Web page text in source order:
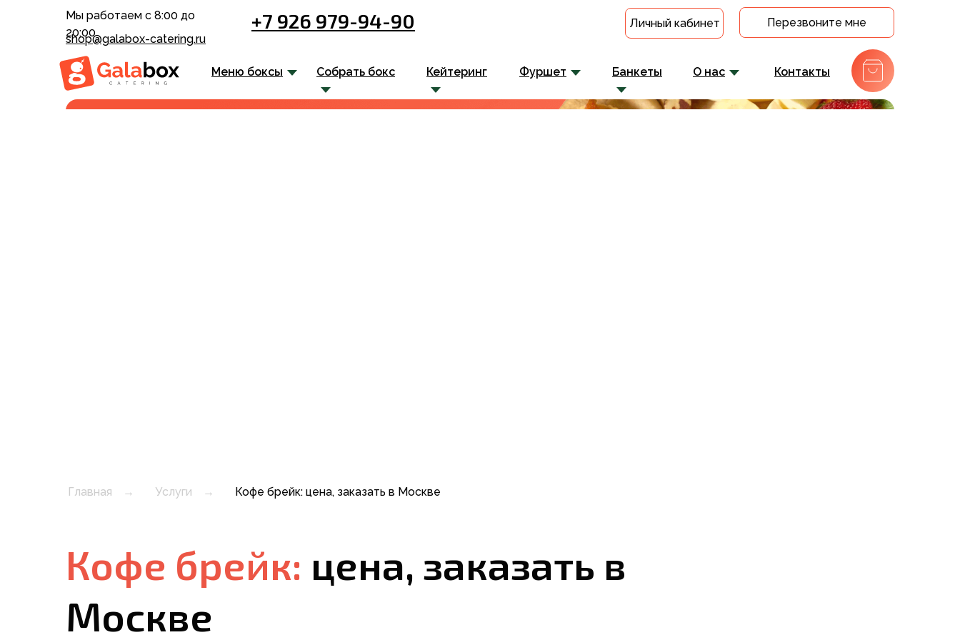
Мы работаем с 8:00 до
20:00
shop@galabox-catering.ru
+7 926 979-94-90 Перезвоните мне
Личный кабинет
Меню боксы Кейтеринг Фуршет О нас Контакты
Собрать бокс Банкеты
Главная → Услуги → Кофе брейк: цена, заказать в Москве
Кофе брейк: цена, заказать в
Москве